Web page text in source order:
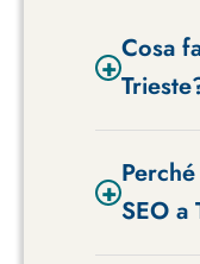
+
Cosa
sito,
strategia per
+
SEO a